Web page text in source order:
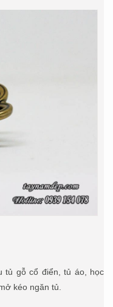
tủ gỗ cổ điển, tủ áo, học
kéo ngăn tủ.